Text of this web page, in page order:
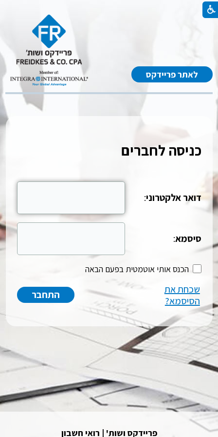
לאתר פריידקס
כניסה לחברים
דואר אלקטרוני:
סיסמא:
הכנס אותי אוטמטית בפעם הבאה
שכחת את
הסיסמא?
פריידקס ושות' | רואי חשבון